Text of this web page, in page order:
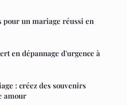
pour un mariage réussi en
en dépannage d'urgence à
: créez des souvenirs
amour